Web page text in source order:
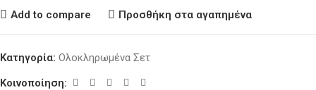
Add to compare Προσθήκη στα αγαπημένα
Κατηγορία: Ολοκληρωμένα Σετ
Κοινοποίηση: